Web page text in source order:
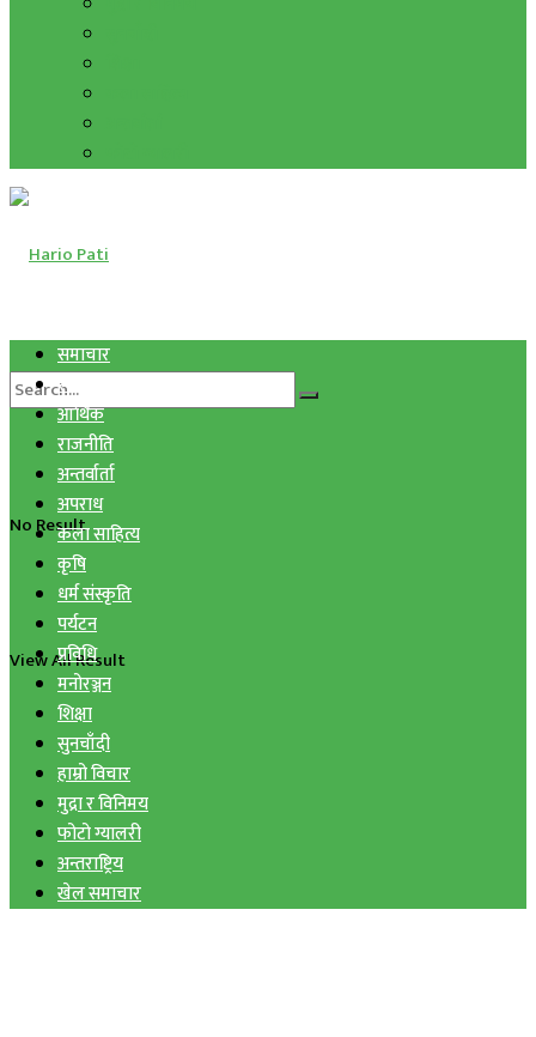
No Result
View All Result
समाचार
स्वास्थ्य
आर्थिक
राजनीति
अन्तर्वार्ता
अपराध
कला साहित्य
कृषि
धर्म संस्कृति
पर्यटन
प्रविधि
मनोरञ्जन
शिक्षा
सुनचाँदी
हाम्रो विचार
मुद्रा र विनिमय
फोटो ग्यालरी
अन्तराष्ट्रिय
खेल समाचार